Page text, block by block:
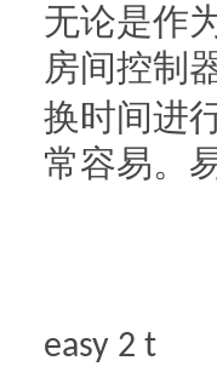
无论是作
房间控制
换时间进
常容易。
easy 2 t